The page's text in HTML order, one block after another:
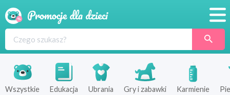
Produkty
Sklepy
Wszystkie Edukacja Ubrania Gry i zabawki Karmienie